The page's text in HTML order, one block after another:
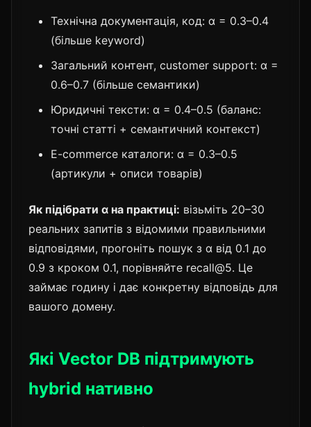
Технічна документація, код: α = 0.3–0.4
(більше keyword)
Загальний контент, customer support: α =
0.6–0.7 (більше семантики)
Юридичні тексти: α = 0.4–0.5 (баланс:
точні статті + семантичний контекст)
E-commerce каталоги: α = 0.3–0.5
(артикули + описи товарів)
Як підібрати α на практиці: візьміть 20–30
реальних запитів з відомими правильними
відповідями, прогоніть пошук з α від 0.1 до
0.9 з кроком 0.1, порівняйте recall@5. Це
займає годину і дає конкретну відповідь для
вашого домену.
Які Vector DB підтримують
hybrid нативно